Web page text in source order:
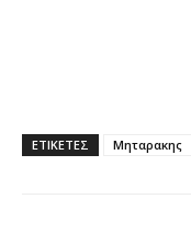
ΕΤΙΚΕΤΕΣ Μηταρακης